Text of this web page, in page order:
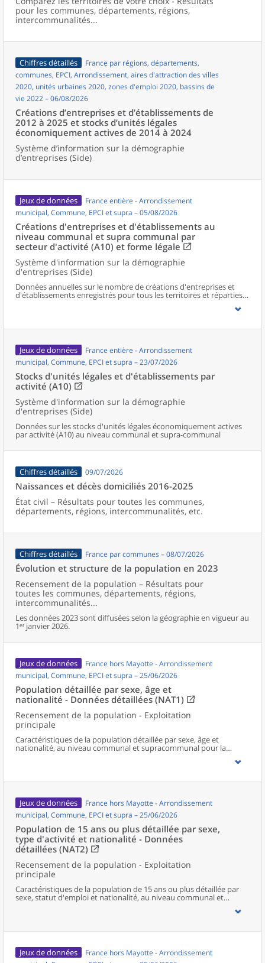
pour les communes, départements, régions,
intercommunalités...
Chiffres détaillés
France par régions, départements,
communes, EPCI, Arrondissement, aires d'attraction des villes
2020, unités urbaines 2020, zones d'emploi 2020, bassins de
vie 2022 – 06/08/2026
Créations d’entreprises et d’établissements de
2012 à 2025 et stocks d’unités légales
économiquement actives de 2014 à 2024
Système d’information sur la démographie
d’entreprises (Side)
Jeux de données
France entière - Arrondissement
municipal, Commune, EPCI et supra – 05/08/2026
Créations d'entreprises et d'établissements au
niveau communal et supra communal par
secteur d'activité (A10) et forme légale
Système d'information sur la démographie
d'entreprises (Side)
Données annuelles sur le nombre de créations d'entreprises et
d'établissements enregistrés pour tous les territoires et réparties
selon le secteur d’activité et la forme légale.
Jeux de données
France entière - Arrondissement
municipal, Commune, EPCI et supra – 23/07/2026
Stocks d'unités légales et d'établissements par
activité (A10)
Système d'information sur la démographie
d'entreprises (Side)
Données sur les stocks d'unités légales économiquement actives
par activité (A10) au niveau communal et supra-communal
Chiffres détaillés 09/07/2026
Naissances et décès domiciliés 2016-2025
État civil – Résultats pour toutes les communes,
départements, régions, intercommunalités, etc.
Chiffres détaillés France par communes – 08/07/2026
Évolution et structure de la population en 2023
Recensement de la population – Résultats pour
toutes les communes, départements, régions,
intercommunalités...
Les données 2023 sont diffusées selon la géographie en vigueur au
1ᵉʳ janvier 2026.
Jeux de données
France hors Mayotte - Arrondissement
municipal, Commune, EPCI et supra – 25/06/2026
Population détaillée par sexe, âge et
nationalité - Données détaillées (NAT1)
Recensement de la population - Exploitation
principale
Caractéristiques de la population détaillée par sexe, âge et
nationalité, au niveau communal et supracommunal pour la
Jeux de données
France hors Mayotte - Arrondissement
municipal, Commune, EPCI et supra – 25/06/2026
Population de 15 ans ou plus détaillée par sexe,
type d'activité et nationalité - Données
détaillées (NAT2)
Recensement de la population - Exploitation
principale
Caractéristiques de la population de 15 ans ou plus détaillée par
sexe, statut d'emploi et nationalité, au niveau communal et
supracommunal pour la France hors Mayotte.
Jeux de données
France hors Mayotte - Arrondissement